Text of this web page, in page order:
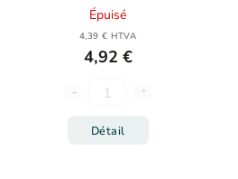
Épuisé
4,39 € HTVA
4,92 €
Détail